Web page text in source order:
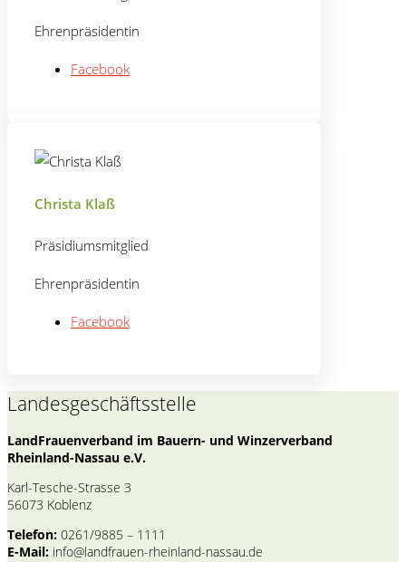
Ehrenpräsidentin
Facebook
Christa Klaß
Präsidiumsmitglied
Ehrenpräsidentin
Facebook
Landesgeschäftsstelle
LandFrauenverband im Bauern- und Winzerverband
Rheinland-Nassau e.V.
Karl-Tesche-Strasse 3
56073 Koblenz
Telefon: 0261/9885 – 1111
E-Mail: info@landfrauen-rheinland-nassau.de